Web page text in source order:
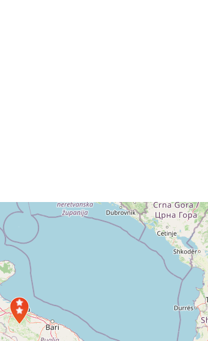
Map is loading...
is loaded completely, leafletJS
are missing.